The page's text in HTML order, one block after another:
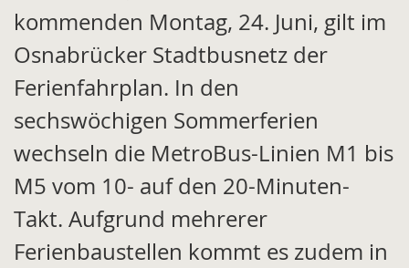
kommenden Montag, 24. Juni, gilt im
Osnabrücker Stadtbusnetz der
Ferienfahrplan. In den
sechswöchigen Sommerferien
wechseln die MetroBus-Linien M1 bis
M5 vom 10- auf den 20-Minuten-
Takt. Aufgrund mehrerer
Ferienbaustellen kommt es zudem in